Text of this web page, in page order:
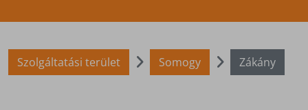
Szolgáltatási terület Somogy Zákány